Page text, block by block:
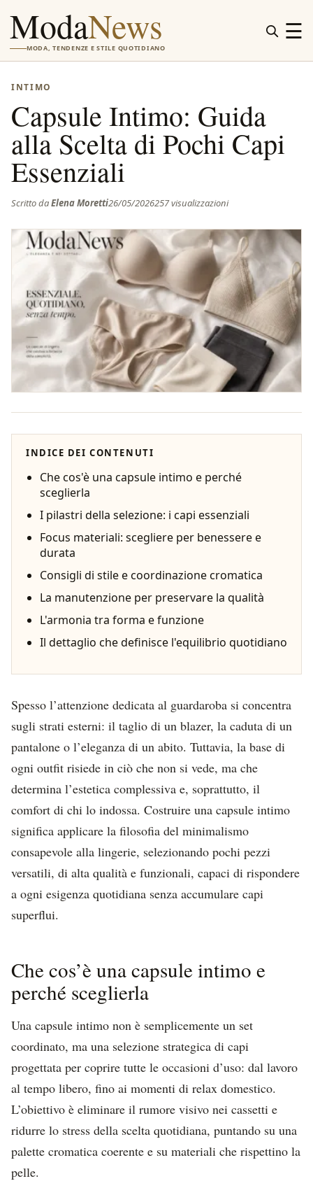
ModaNews
MODA, TENDENZE E STILE QUOTIDIANO
☰
INTIMO
Capsule Intimo: Guida
alla Scelta di Pochi Capi
Essenziali
Scritto daElena Moretti26/05/2026257 visualizzazioni
INDICE DEI CONTENUTI
Che cos'è una capsule intimo e perché
sceglierla
I pilastri della selezione: i capi essenziali
Focus materiali: scegliere per benessere e
durata
Consigli di stile e coordinazione cromatica
La manutenzione per preservare la qualità
L'armonia tra forma e funzione
Il dettaglio che definisce l'equilibrio quotidiano
Spesso l’attenzione dedicata al guardaroba si concentra
sugli strati esterni: il taglio di un blazer, la caduta di un
pantalone o l’eleganza di un abito. Tuttavia, la base di
ogni outfit risiede in ciò che non si vede, ma che
determina l’estetica complessiva e, soprattutto, il
comfort di chi lo indossa. Costruire una capsule intimo
significa applicare la filosofia del minimalismo
consapevole alla lingerie, selezionando pochi pezzi
versatili, di alta qualità e funzionali, capaci di rispondere
a ogni esigenza quotidiana senza accumulare capi
superflui.
Che cos’è una capsule intimo e
perché sceglierla
Una capsule intimo non è semplicemente un set
coordinato, ma una selezione strategica di capi
progettata per coprire tutte le occasioni d’uso: dal lavoro
al tempo libero, fino ai momenti di relax domestico.
L’obiettivo è eliminare il rumore visivo nei cassetti e
ridurre lo stress della scelta quotidiana, puntando su una
palette cromatica coerente e su materiali che rispettino la
pelle.